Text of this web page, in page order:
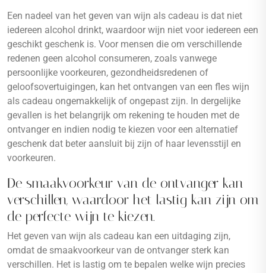
Een nadeel van het geven van wijn als cadeau is dat niet
iedereen alcohol drinkt, waardoor wijn niet voor iedereen een
geschikt geschenk is. Voor mensen die om verschillende
redenen geen alcohol consumeren, zoals vanwege
persoonlijke voorkeuren, gezondheidsredenen of
geloofsovertuigingen, kan het ontvangen van een fles wijn
als cadeau ongemakkelijk of ongepast zijn. In dergelijke
gevallen is het belangrijk om rekening te houden met de
ontvanger en indien nodig te kiezen voor een alternatief
geschenk dat beter aansluit bij zijn of haar levensstijl en
voorkeuren.
De smaakvoorkeur van de ontvanger kan
verschillen, waardoor het lastig kan zijn om
de perfecte wijn te kiezen.
Het geven van wijn als cadeau kan een uitdaging zijn,
omdat de smaakvoorkeur van de ontvanger sterk kan
verschillen. Het is lastig om te bepalen welke wijn precies